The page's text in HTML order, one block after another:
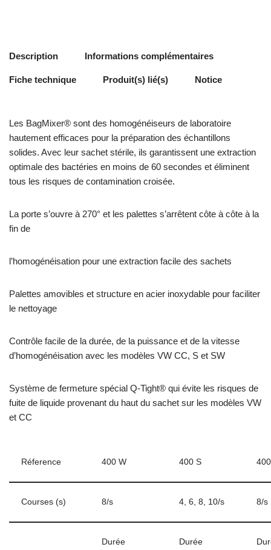
Description Informations complémentaires
Fiche technique Produit(s) lié(s) Notice
Les BagMixer® sont des homogénéiseurs de laboratoire
hautement efficaces pour la préparation des échantillons
solides. Avec leur sachet stérile, ils garantissent une extraction
optimale des bactéries en moins de 60 secondes et éliminent
tous les risques de contamination croisée.
La porte s’ouvre à 270° et les palettes s’arrêtent côte à côte à la
fin de
l’homogénéisation pour une extraction facile des sachets
Palettes amovibles et structure en acier inoxydable pour faciliter
le nettoyage
Contrôle facile de la durée, de la puissance et de la vitesse
d’homogénéisation avec les modèles VW CC, S et SW
Système de fermeture spécial Q-Tight® qui évite les risques de
fuite de liquide provenant du haut du sachet sur les modèles VW
et CC
Réference 400 W 400 S
Courses (s) 8/s 4, 6, 8, 10/s 8/s
Durée Durée